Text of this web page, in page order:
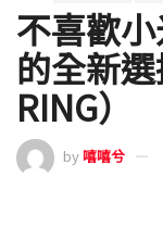
不喜歡
的全新
RING）
by嘻嘻兮